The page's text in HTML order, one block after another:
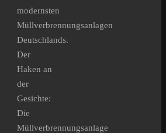
modernsten
Müllverbrennungsanlagen
Deutschlands.
Der
Haken an
der
Gesichte:
Die
Müllverbrennungsanlage